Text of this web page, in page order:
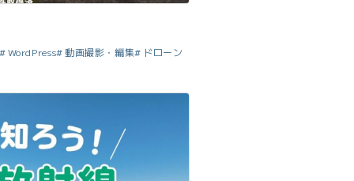
WordPress 動画撮影・編集 ドローン